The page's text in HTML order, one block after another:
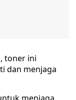
toner ini
dan menjaga